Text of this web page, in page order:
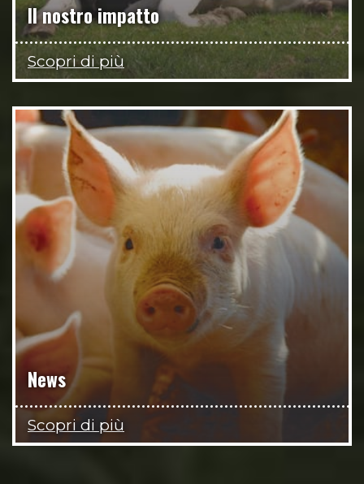
Il nostro impatto
Scopri di più
News
Scopri di più